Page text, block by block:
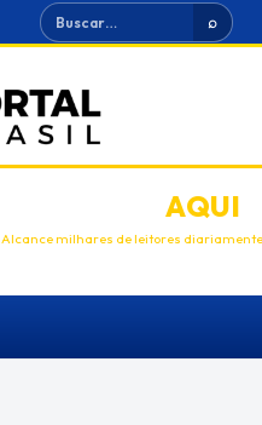
Buscar ⌕
ANUNCIEAQUI
Alcance milhares de leitores diariamente